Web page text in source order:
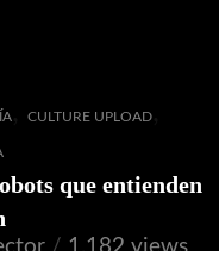
, CULTURE UPLOAD,
que entienden
1,182 views